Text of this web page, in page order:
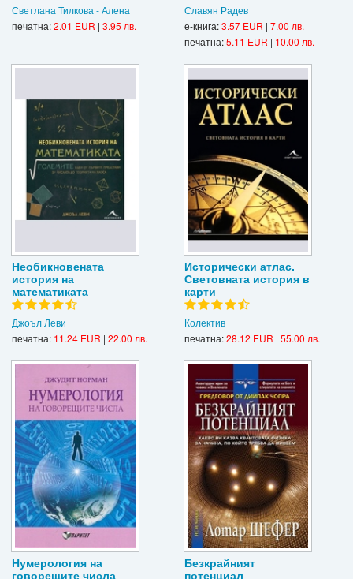
Светлана Тилкова - Алена
печатна:2.01 EUR | 3.95 лв.
Славян Радев
е-книга:3.57 EUR | 7.00 лв.
печатна:5.11 EUR | 10.00 лв.
Необикновената
история на
математиката
Джоъл Леви
печатна: 11.24 EUR | 22.00 лв.
Исторически атлас.
Световната история в
карти
Колектив
печатна:28.12 EUR | 55.00 лв.
Нумерология на
говорещите числа
Безкрайният
потенциал